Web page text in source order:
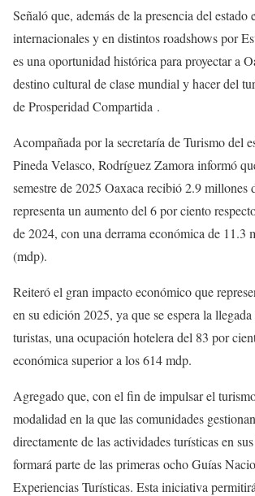
Señaló que, además de la presencia del estado
internacionales y en distintos roadshows por
es una oportunidad histórica para proyectar a
destino cultural de clase mundial y hacer del
de Prosperidad Compartida .
Acompañada por la secretaría de Turismo del
Pineda Velasco, Rodríguez Zamora informó
semestre de 2025 Oaxaca recibió 2.9 millones
representa un aumento del 6 por ciento
de 2024, con una derrama económica de 11.3
(mdp).
Reiteró el gran impacto económico que
en su edición 2025, ya que se espera la
turistas, una ocupación hotelera del 83 por
económica superior a los 614 mdp.
Agregado que, con el fin de impulsar el
modalidad en la que las comunidades
directamente de las actividades turísticas en
formará parte de las primeras ocho Guías
Experiencias Turísticas. Esta iniciativa